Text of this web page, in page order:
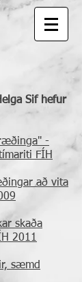
Sif hefur
-
FÍH
að vita
skaða
2011
sæmd